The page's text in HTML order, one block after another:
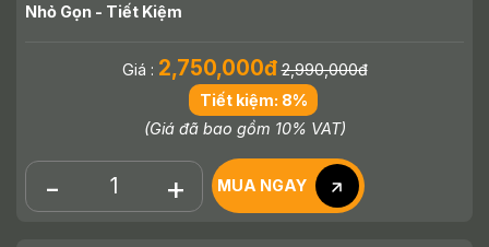
Nhỏ Gọn - Tiết Kiệm
Giá : 2,750,000đ 2,990,000đ
Tiết kiệm: 8%
(Giá đã bao gồm 10% VAT)
- + MUA NGAY